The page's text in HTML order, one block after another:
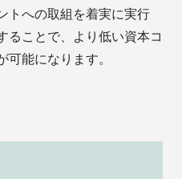
トへの取組を着実に実行
ることで、より低い資本コ
可能になります。